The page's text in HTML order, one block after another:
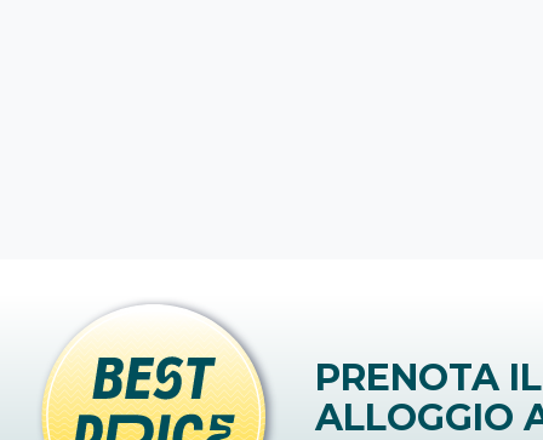
PRENOTA
ALLOGGIO